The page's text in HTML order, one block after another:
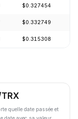
$0.327454
$0.332749
$0.315308
quelle date passée et